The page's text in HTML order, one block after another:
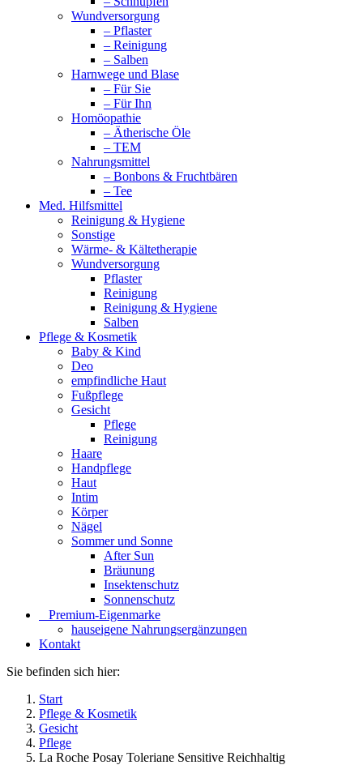
Wundversorgung
– Pflaster
– Reinigung
– Salben
Harnwege und Blase
– Für Sie
– Für Ihn
Homöopathie
– Ätherische Öle
– TEM
Nahrungsmittel
– Bonbons & Fruchtbären
– Tee
Med. Hilfsmittel
Reinigung & Hygiene
Sonstige
Wärme- & Kältetherapie
Wundversorgung
Pflaster
Reinigung
Reinigung & Hygiene
Salben
Pflege & Kosmetik
Baby & Kind
Deo
empfindliche Haut
Fußpflege
Gesicht
Pflege
Reinigung
Haare
Handpflege
Haut
Intim
Körper
Nägel
Sommer und Sonne
After Sun
Bräunung
Insektenschutz
Sonnenschutz
⠀​Premium-Eigenmarke
hauseigene Nahrungsergänzungen
Kontakt
Sie befinden sich hier:
Start
Pflege & Kosmetik
Gesicht
Pflege
La Roche Posay Toleriane Sensitive Reichhaltig